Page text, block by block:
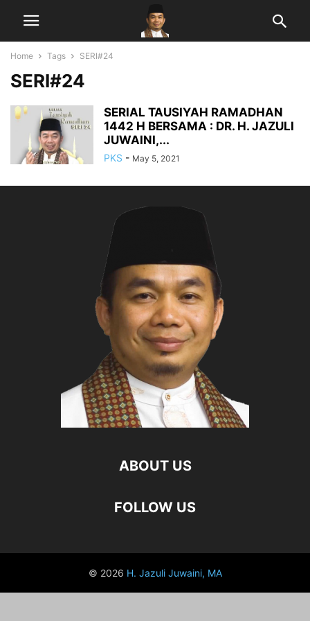
Home Tags SERI#24
SERI#24
SERIAL TAUSIYAH RAMADHAN
1442 H BERSAMA : DR. H. JAZULI
JUWAINI,...
PKS - May 5, 2021
ABOUT US
FOLLOW US
© 2026 H. Jazuli Juwaini, MA